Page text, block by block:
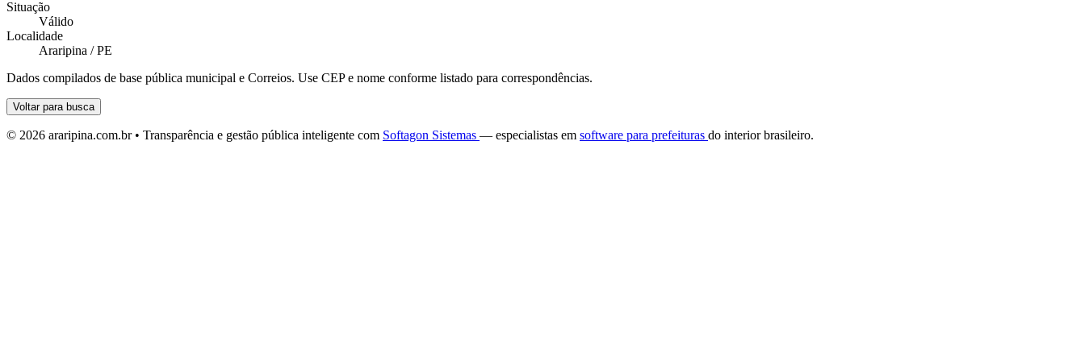
Situação
Válido
Localidade
Araripina / PE
Dados compilados de base pública municipal e Correios. Use CEP e nome conforme listado para correspondências.
Voltar para busca
© 2026 araripina.com.br • Transparência e gestão pública inteligente com Softagon Sistemas — especialistas em software para prefeituras do interior brasileiro.